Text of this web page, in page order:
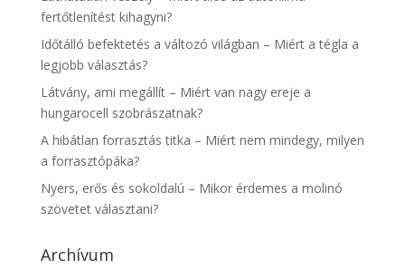
fertőtlenítést kihagyni?
Időtálló befektetés a változó világban – Miért a tégla a
legjobb választás?
Látvány, ami megállít – Miért van nagy ereje a
hungarocell szobrászatnak?
A hibátlan forrasztás titka – Miért nem mindegy, milyen
a forrasztópáka?
Nyers, erős és sokoldalú – Mikor érdemes a molinó
szövetet választani?
Archívum